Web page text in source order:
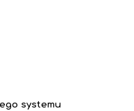
systemu